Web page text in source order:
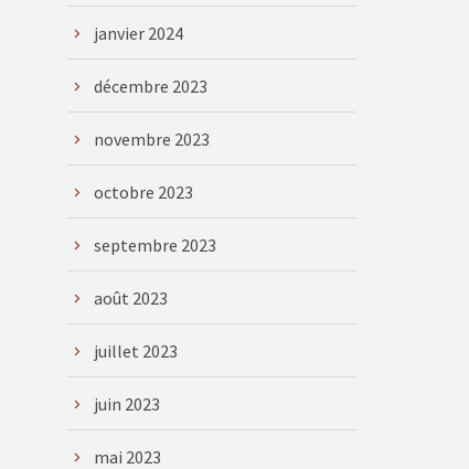
janvier 2024
décembre 2023
novembre 2023
octobre 2023
septembre 2023
août 2023
juillet 2023
juin 2023
mai 2023